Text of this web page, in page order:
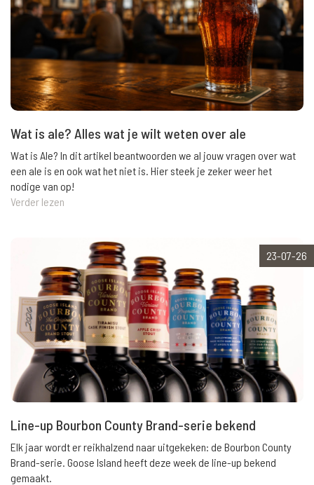
Wat is ale? Alles wat je wilt weten over ale
Wat is Ale? In dit artikel beantwoorden we al jouw vragen over wat
een ale is en ook wat het niet is. Hier steek je zeker weer het
nodige van op!
Verder lezen
23-07-26
Line-up Bourbon County Brand-serie bekend
Elk jaar wordt er reikhalzend naar uitgekeken: de Bourbon County
Brand-serie. Goose Island heeft deze week de line-up bekend
gemaakt.